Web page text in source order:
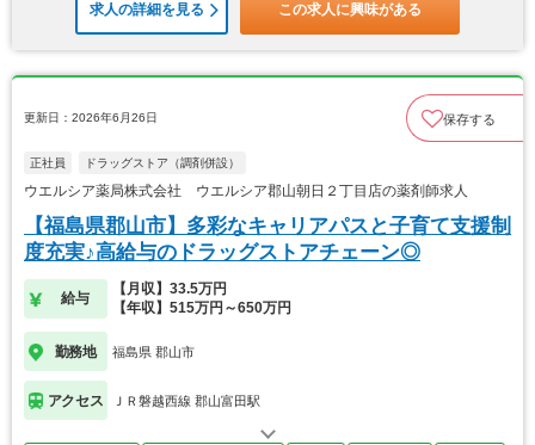
求人の詳細を見る この求人に興味がある
更新日：2026年6月26日 保存する
正社員 ドラッグストア（調剤併設）
ウエルシア薬局株式会社 ウエルシア郡山朝日２丁目店の薬剤師求人
【福島県郡山市】多彩なキャリアパスと子育て支援制
度充実♪高給与のドラッグストアチェーン◎
給与
【月収】33.5万円
【年収】515万円～650万円
勤務地 福島県 郡山市
アクセス ＪＲ磐越西線 郡山富田駅